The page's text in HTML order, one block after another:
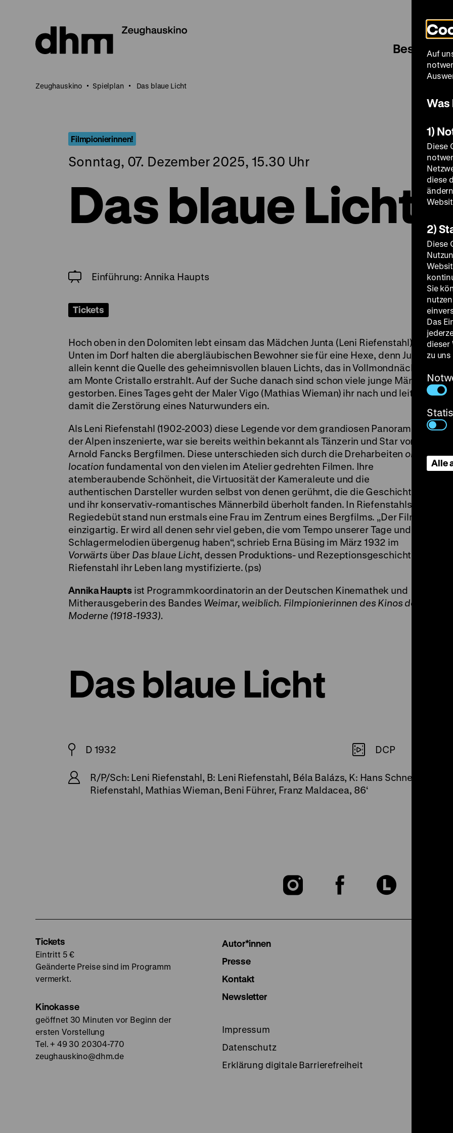
Seiteninhalt
springen
Besuch
Zeughauskino Spielplan Das blaue Licht
Filmpionierinnen!
Sonntag, 07. Dezember 2025, 15.30 Uhr
Das blaue Licht
Einführung: Annika Haupts
Tickets
Hoch oben in den Dolomiten lebt einsam das Mädchen Junta (Leni Riefenstahl).
Unten im Dorf halten die abergläubischen Bewohner sie für eine Hexe, denn Junta
allein kennt die Quelle des geheimnisvollen blauen Lichts, das in Vollmondnächten
am Monte Cristallo erstrahlt. Auf der Suche danach sind schon viele junge Männer
gestorben. Eines Tages geht der Maler Vigo (Mathias Wieman) ihr nach und leitet
damit die Zerstörung eines Naturwunders ein.
Als Leni Riefenstahl (1902-2003) diese Legende vor dem grandiosen Panorama
der Alpen inszenierte, war sie bereits weithin bekannt als Tänzerin und Star von
Arnold Fancks Bergfilmen. Diese unterschieden sich durch die Dreharbeiten on
location fundamental von den vielen im Atelier gedrehten Filmen. Ihre
atemberaubende Schönheit, die Virtuosität der Kameraleute und die
authentischen Darsteller wurden selbst von denen gerühmt, die die Geschichten
und ihr konservativ-romantisches Männerbild überholt fanden. In Riefenstahls
Regiedebüt stand nun erstmals eine Frau im Zentrum eines Bergfilms. „Der Film ist
einzigartig. Er wird all denen sehr viel geben, die vom Tempo unserer Tage und den
Schlagermelodien übergenug haben“, schrieb Erna Büsing im März 1932 im
Vorwärts über Das blaue Licht, dessen Produktions- und Rezeptionsgeschichte
Riefenstahl ihr Leben lang mystifizierte. (ps)
Annika Hauptsist Programmkoordinatorin an der Deutschen Kinemathek und
Mitherausgeberin des Bandes Weimar, weiblich. Filmpionierinnen des Kinos der
Moderne (1918-1933).
Das blaue Licht
D 1932 DCP
R/P/Sch: Leni Riefenstahl, B: Leni Riefenstahl, Béla Balázs, K: Hans Schneeberger,
Riefenstahl, Mathias Wieman, Beni Führer, Franz Maldacea, 86‘
Zu
Zu
Zu
Tickets
Eintritt 5 €
Geänderte Preise sind im Programm
vermerkt.
Kinokasse
geöffnet 30 Minuten vor Beginn der
ersten Vorstellung
Tel. + 49 30 20304-770
zeughauskino@dhm.de
Autor*innen
Presse
Kontakt
Newsletter
Impressum
Datenschutz
Erklärung digitale Barrierefreiheit
Auf
Was
1)
Diese
diese
2)
Diese
Sie
Das
dieser
zu uns
Alle